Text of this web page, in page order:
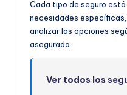
Cada tipo de seguro
necesidades
analizar las opciones
asegurado.
Ver todos los